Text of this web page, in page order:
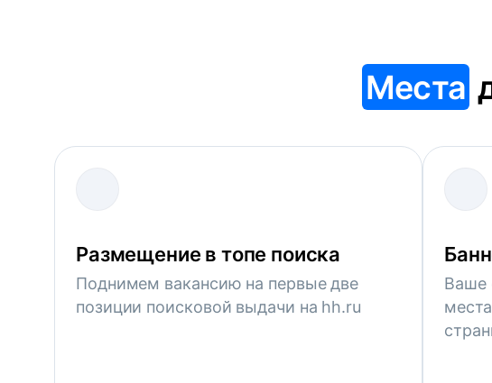
Места
Размещение в топе поиска
Поднимем вакансию на первые две
позиции поисковой выдачи на hh.ru
Ваше